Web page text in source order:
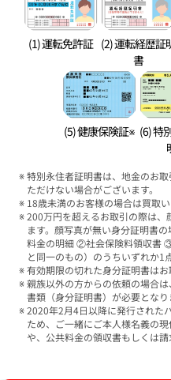
(1) 運転免許証 (2) 運転経歴証
書
(5) 健康保険証※ (6) 特
特別永住者証明書は、地金のお
ただけない場合がございます。
18歳未満のお客様の場合は買取い
200万円を超えるお取引の際は、
ます。顔写真が無い身分証明書
料金の明細 ②社会保険料領収書
と同一のもの）のうちいずれか1
有効期限の切れた身分証明書はお
親族以外の方からの依頼の場合
書類（身分証明書）が必要となり
2020年2月4日以降に発行された
ため、ご一緒にご本人様名義の
や、公共料金の領収書もしくは請